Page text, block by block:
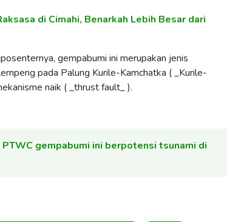
di Cimahi, Benarkah Lebih Besar dari
gempabumi ini merupakan jenis
pada Palung Kurile-Kamchatka ( _Kurile-
naik ( _thrust fault_ ).
gempabumi ini berpotensi tsunami di